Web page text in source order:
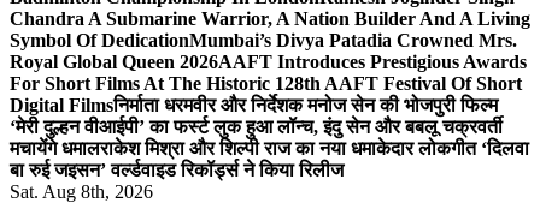
Chandra A Submarine Warrior, A Nation Builder And A Living
Symbol Of DedicationMumbai’s Divya Patadia Crowned Mrs.
Royal Global Queen 2026AAFT Introduces Prestigious Awards
For Short Films At The Historic 128th AAFT Festival Of Short
Digital Filmsनिर्माता धरमवीर और निर्देशक मनोज सेन की भोजपुरी फिल्म
‘मेरी दुल्हन वीआईपी’ का फर्स्ट लुक हुआ लॉन्च, इंदु सेन और बबलू चक्रवर्ती
मचायेंगे धमालराकेश मिश्रा और शिल्पी राज का नया धमाकेदार लोकगीत ‘दिलवा
बा रुई जइसन’ वर्ल्डवाइड रिकॉर्ड्स ने किया रिलीज
Sat. Aug 8th, 2026